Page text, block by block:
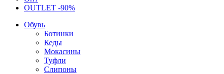
OUTLET -90%
Обувь
Ботинки
Кеды
Мокасины
Туфли
Слипоны